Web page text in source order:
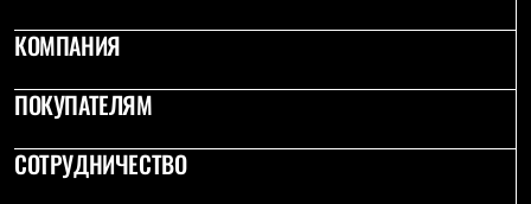
Футболки
Толстовки
Брюки
Термобелье
Среднее термобелье
Легкое термобелье
КОМПАНИЯ
ПОКУПАТЕЛЯМ
СОТРУДНИЧЕСТВО